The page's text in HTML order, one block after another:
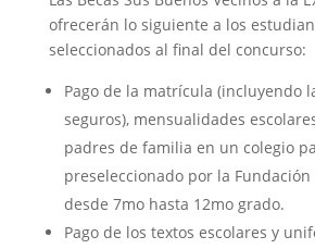
ofrecerán lo siguiente a los
seleccionados al final del concurso:
Pago de la matrícula (incluyendo
seguros), mensualidades
padres de familia en un colegio
preseleccionado por la Fundación
desde 7mo hasta 12mo grado.
Pago de los textos escolares y